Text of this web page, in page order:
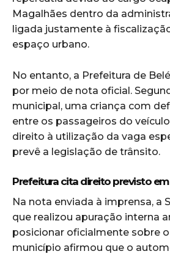
Magalhães dentro da
ligada justamente à
espaço urbano.
No entanto, a Prefeitura de
por meio de nota oficial.
municipal, uma criança com
entre os passageiros do
direito à utilização da vaga
prevê a legislação de trânsito.
Prefeitura cita direito previsto em
Na nota enviada à imprensa, a
que realizou apuração interna
posicionar oficialmente sobre
município afirmou que o